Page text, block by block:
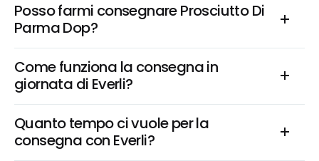
Posso farmi consegnare Prosciutto Di
Parma Dop?
Come funziona la consegna in
giornata di Everli?
Quanto tempo ci vuole per la
consegna con Everli?